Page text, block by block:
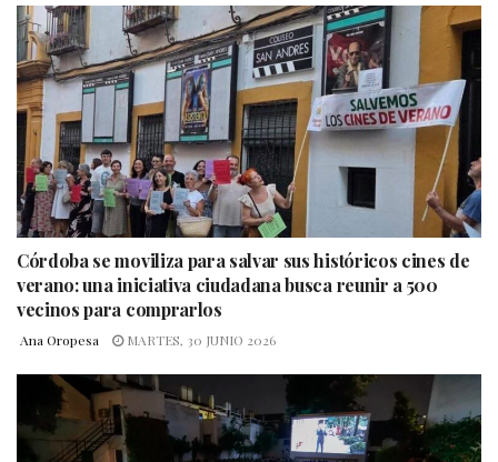
Córdoba se moviliza para salvar sus históricos cines de
verano: una iniciativa ciudadana busca reunir a 500
vecinos para comprarlos
Ana Oropesa MARTES, 30 JUNIO 2026